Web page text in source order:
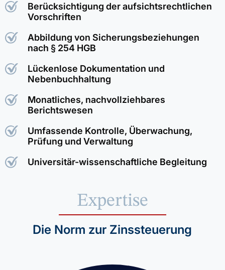
Berücksichtigung der aufsichtsrechtlichen
Vorschriften
Abbildung von Sicherungsbeziehungen
nach § 254 HGB
Lückenlose Dokumentation und
Nebenbuchhaltung
Monatliches, nachvollziehbares
Berichtswesen
Umfassende Kontrolle, Überwachung,
Prüfung und Verwaltung
Universitär-wissenschaftliche Begleitung
Expertise
Die Norm zur Zinssteuerung